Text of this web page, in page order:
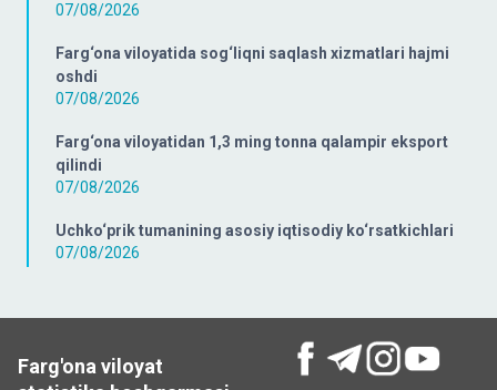
07/08/2026
Farg‘ona viloyatida sog‘liqni saqlash xizmatlari hajmi
oshdi
07/08/2026
Farg‘ona viloyatidan 1,3 ming tonna qalampir eksport
qilindi
07/08/2026
Uchko‘prik tumanining asosiy iqtisodiy ko‘rsatkichlari
07/08/2026
Farg'ona viloyat